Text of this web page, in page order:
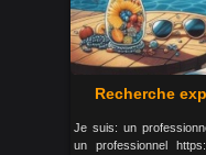
Recherche
Je suis: un
un professionnel